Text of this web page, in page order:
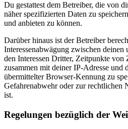
Du gestattest dem Betreiber, die von
näher spezifizierten Daten zu
und anbieten zu können.
Darüber hinaus ist der Betreiber
Interessenabwägung zwischen deinen
den Interessen Dritter, Zeitpunkte
zusammen mit deiner IP-Adresse und
übermittelter Browser-Kennung zu
Gefahrenabwehr oder zur rechtlichen
ist.
Regelungen bezüglich der